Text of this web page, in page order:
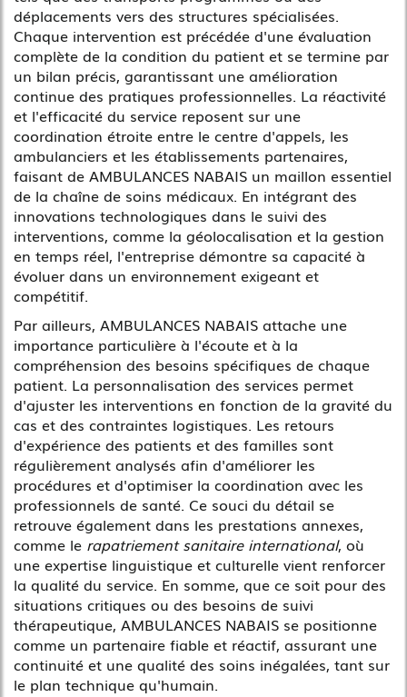
déplacements vers des structures spécialisées.
Chaque intervention est précédée d'une évaluation
complète de la condition du patient et se termine par
un bilan précis, garantissant une amélioration
continue des pratiques professionnelles. La réactivité
et l'efficacité du service reposent sur une
coordination étroite entre le centre d'appels, les
ambulanciers et les établissements partenaires,
faisant de AMBULANCES NABAIS un maillon essentiel
de la chaîne de soins médicaux. En intégrant des
innovations technologiques dans le suivi des
interventions, comme la géolocalisation et la gestion
en temps réel, l'entreprise démontre sa capacité à
évoluer dans un environnement exigeant et
compétitif.
Par ailleurs, AMBULANCES NABAIS attache une
importance particulière à l'écoute et à la
compréhension des besoins spécifiques de chaque
patient. La personnalisation des services permet
d'ajuster les interventions en fonction de la gravité du
cas et des contraintes logistiques. Les retours
d'expérience des patients et des familles sont
régulièrement analysés afin d'améliorer les
procédures et d'optimiser la coordination avec les
professionnels de santé. Ce souci du détail se
retrouve également dans les prestations annexes,
comme le rapatriement sanitaire international, où
une expertise linguistique et culturelle vient renforcer
la qualité du service. En somme, que ce soit pour des
situations critiques ou des besoins de suivi
thérapeutique, AMBULANCES NABAIS se positionne
comme un partenaire fiable et réactif, assurant une
continuité et une qualité des soins inégalées, tant sur
le plan technique qu'humain.